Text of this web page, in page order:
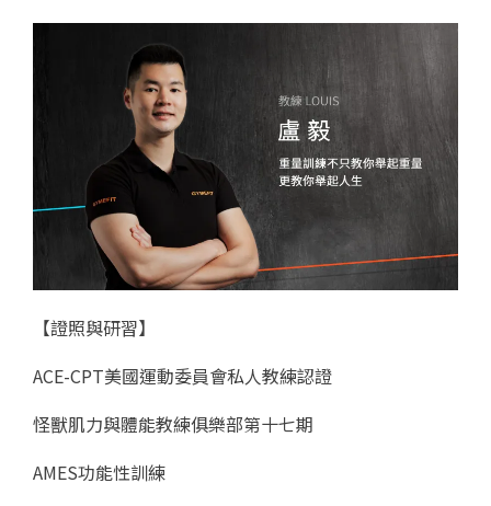
【證照與研習】
ACE-CPT美國運動委員會私人教練認證
怪獸肌力與體能教練俱樂部第十七期
AMES功能性訓練